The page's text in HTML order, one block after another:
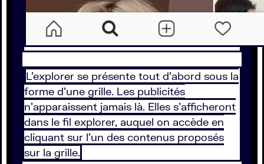
L’explorer se présente tout d’abord sous la
forme d’une grille. Les publicités
n’apparaissent jamais là. Elles s’afficheront
dans le fil explorer, auquel on accède en
cliquant sur l’un des contenus proposés
sur la grille.